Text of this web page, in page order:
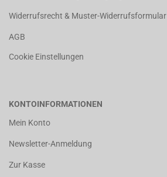
Widerrufsrecht & Muster-Widerrufsformular
AGB
Cookie Einstellungen
KONTOINFORMATIONEN
Mein Konto
Newsletter-Anmeldung
Zur Kasse